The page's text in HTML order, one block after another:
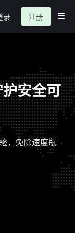
录 注册
安全可
，免除速度瓶